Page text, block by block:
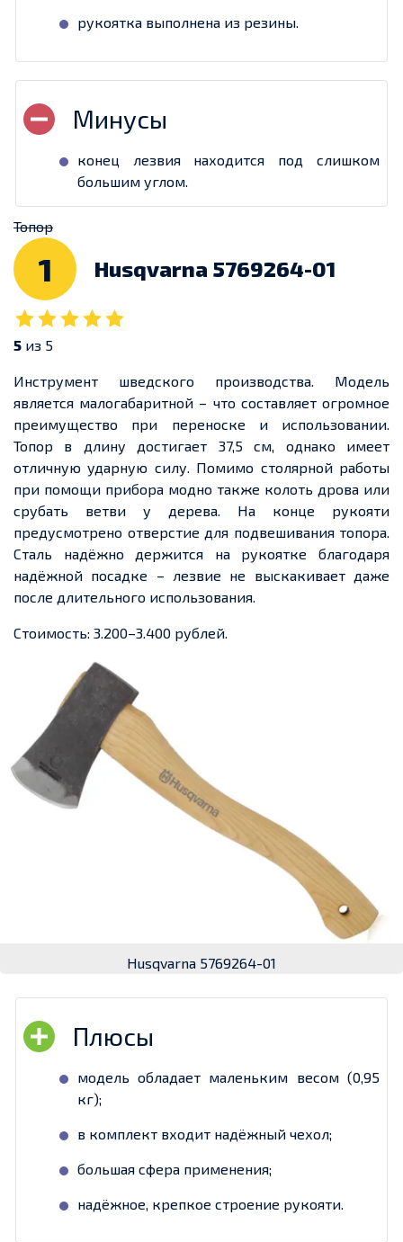
рукоятка выполнена из резины.
конец лезвия находится под слишком
большим углом.
Топор
1 Husqvarna 5769264-01
5 из 5
Инструмент шведского производства. Модель
является малогабаритной – что составляет огромное
преимущество при переноске и использовании.
Топор в длину достигает 37,5 см, однако имеет
отличную ударную силу. Помимо столярной работы
при помощи прибора модно также колоть дрова или
срубать ветви у дерева. На конце рукояти
предусмотрено отверстие для подвешивания топора.
Сталь надёжно держится на рукоятке благодаря
надёжной посадке – лезвие не выскакивает даже
после длительного использования.
Стоимость: 3.200–3.400 рублей.
Husqvarna 5769264-01
модель обладает маленьким весом (0,95
кг);
в комплект входит надёжный чехол;
большая сфера применения;
надёжное, крепкое строение рукояти.